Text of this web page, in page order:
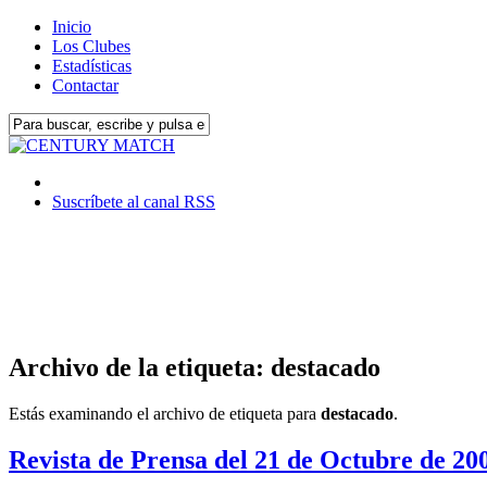
Inicio
Los Clubes
Estadísticas
Contactar
Suscríbete al canal RSS
Archivo de la etiqueta: destacado
Estás examinando el archivo de etiqueta para destacado.
Revista de Prensa del 21 de Octubre de